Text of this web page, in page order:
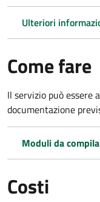
Ulteriori
Come fare
Il servizio può
documentazione
Moduli da
Costi